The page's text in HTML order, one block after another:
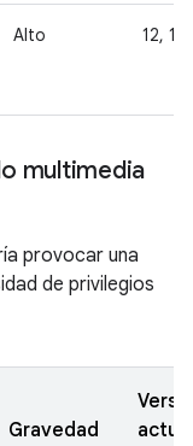
Alto 12,
multimedia
provocar una
de privilegios
Gravedad